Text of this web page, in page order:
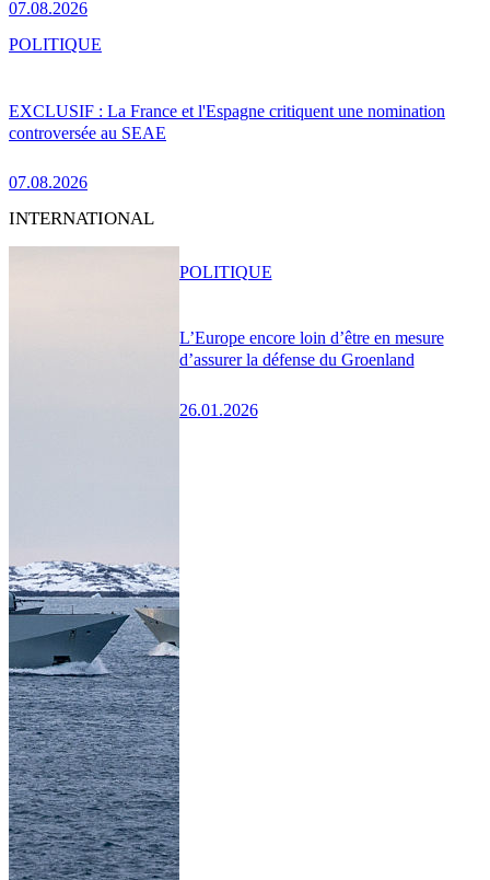
07.08.2026
EXCLUSIF : La France et l'Espagne critiquent une nomination
controversée au SEAE
07.08.2026
POLITIQUE
INTERNATIONAL
L’Europe encore loin d’être en mesure
d’assurer la défense du Groenland
26.01.2026
POLITIQUE